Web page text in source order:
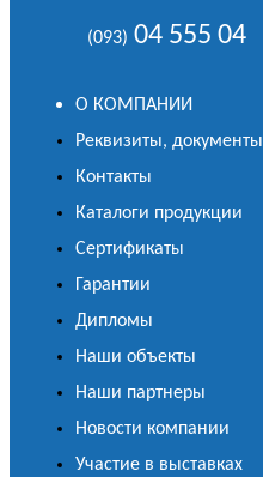
(093) 04 555 04
О КОМПАНИИ
Реквизиты, документы
Контакты
Каталоги продукции
Сертификаты
Гарантии
Дипломы
Наши объекты
Наши партнеры
Новости компании
Участие в выставках